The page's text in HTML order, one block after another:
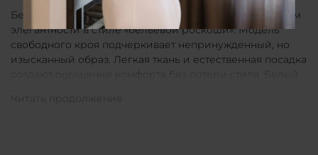
Белые рубашки от бренда CLÓ являются воплощением
элегантности в стиле «бельевой роскоши». Модель
свободного кроя подчеркивает непринужденный, но
изысканный образ. Легкая ткань и естественная посадка
создают ощущение комфорта без потери стиля. Белый